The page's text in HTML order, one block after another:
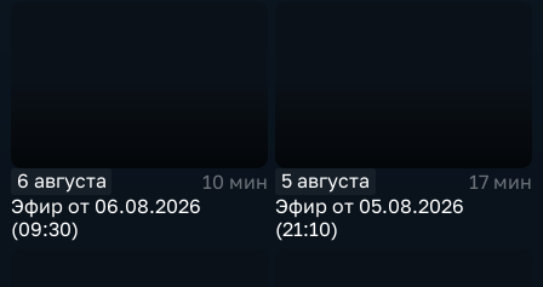
6 августа
10 мин
Эфир от 06.08.2026
(09:30)
5 августа
17 мин
Эфир от 05.08.2026
(21:10)